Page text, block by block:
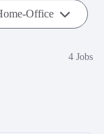
Office
4 Jobs